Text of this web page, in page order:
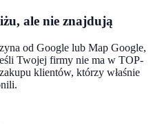
ale nie znajdują
od Google lub Map Google,
Twojej firmy nie ma w TOP-
klientów, którzy właśnie